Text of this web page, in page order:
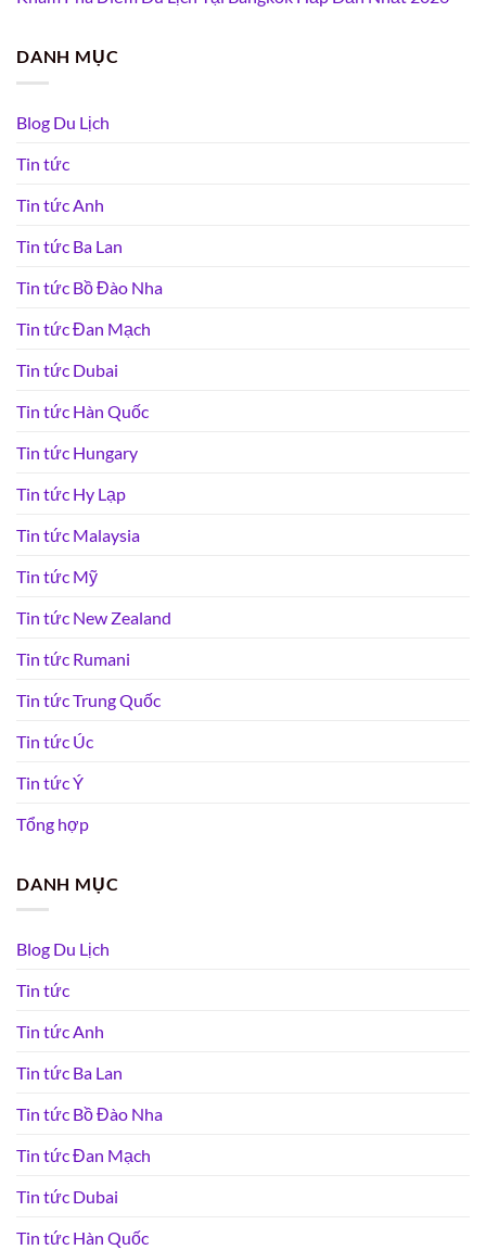
DANH MỤC
Blog Du Lịch
Tin tức
Tin tức Anh
Tin tức Ba Lan
Tin tức Bồ Đào Nha
Tin tức Đan Mạch
Tin tức Dubai
Tin tức Hàn Quốc
Tin tức Hungary
Tin tức Hy Lạp
Tin tức Malaysia
Tin tức Mỹ
Tin tức New Zealand
Tin tức Rumani
Tin tức Trung Quốc
Tin tức Úc
Tin tức Ý
Tổng hợp
DANH MỤC
Blog Du Lịch
Tin tức
Tin tức Anh
Tin tức Ba Lan
Tin tức Bồ Đào Nha
Tin tức Đan Mạch
Tin tức Dubai
Tin tức Hàn Quốc